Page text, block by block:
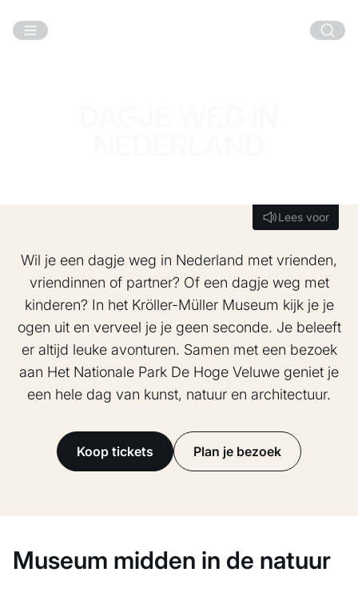
Lees voor
Lees voor
Wil je een dagje weg in Nederland met vrienden,
vriendinnen of partner? Of een dagje weg met
kinderen? In het Kröller-Müller Museum kijk je je
ogen uit en verveel je je geen seconde. Je beleeft
er altijd leuke avonturen. Samen met een bezoek
aan Het Nationale Park De Hoge Veluwe geniet je
een hele dag van kunst, natuur en architectuur.
Koop tickets Plan je bezoek
Museum midden in de natuur